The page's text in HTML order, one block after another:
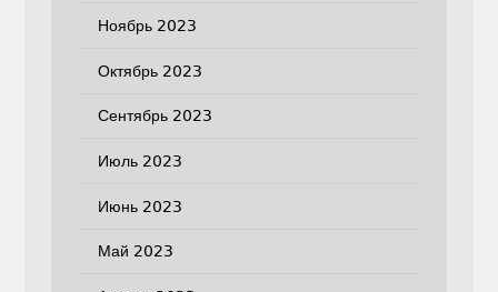
Ноябрь 2023
Октябрь 2023
Сентябрь 2023
Июль 2023
Июнь 2023
Май 2023